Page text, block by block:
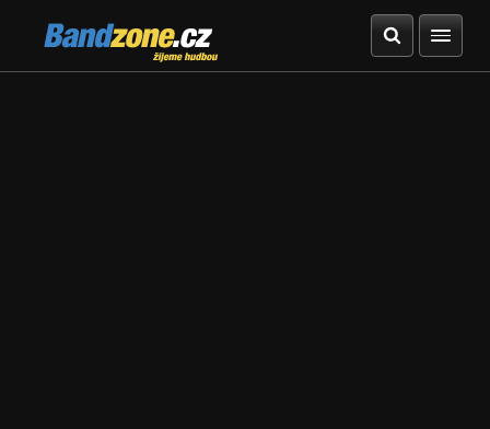
Bandzone.cz
žijeme hudbou